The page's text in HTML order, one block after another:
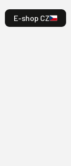
E-shop CZ